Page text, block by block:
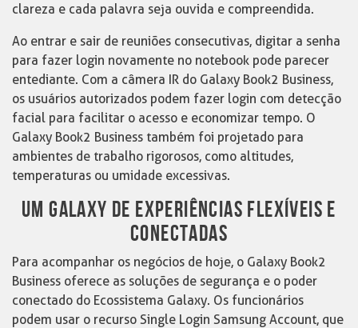
clareza e cada palavra seja ouvida e compreendida.
Ao entrar e sair de reuniões consecutivas, digitar a senha
para fazer login novamente no notebook pode parecer
entediante. Com a câmera IR do Galaxy Book2 Business,
os usuários autorizados podem fazer login com detecção
facial para facilitar o acesso e economizar tempo. O
Galaxy Book2 Business também foi projetado para
ambientes de trabalho rigorosos, como altitudes,
temperaturas ou umidade excessivas.
UM GALAXY DE EXPERIÊNCIAS FLEXÍVEIS E
CONECTADAS
Para acompanhar os negócios de hoje, o Galaxy Book2
Business oferece as soluções de segurança e o poder
conectado do Ecossistema Galaxy. Os funcionários
podem usar o recurso Single Login Samsung Account, que